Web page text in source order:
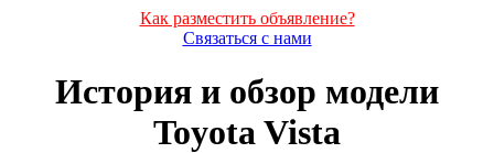
Как разместить объявление?
Связаться с нами
История и обзор модели
Toyota Vista